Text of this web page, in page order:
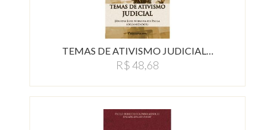
TEMAS DE ATIVISMO JUDICIAL…
R$ 48,68